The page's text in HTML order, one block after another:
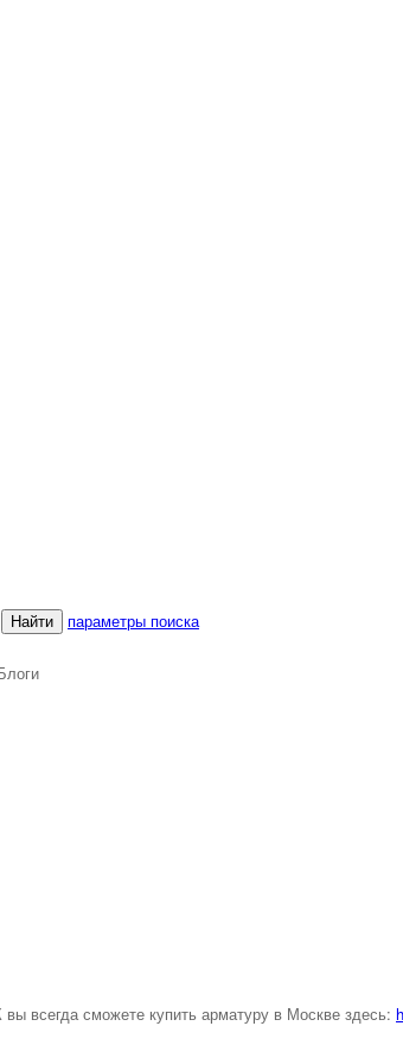
параметры поиска
всегда сможете купить арматуру в Москве здесь: